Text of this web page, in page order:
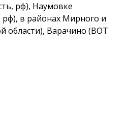
рф), Наумовке
рф), в районах Мирного и
области), Варачино (ВОТ